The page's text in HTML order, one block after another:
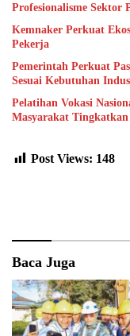
Profesionalisme Sektor
Kemnaker Perkuat
Pekerja
Pemerintah Perkuat
Sesuai Kebutuhan
Pelatihan Vokasi
Masyarakat Tingkatkan
Post Views: 148
Baca Juga